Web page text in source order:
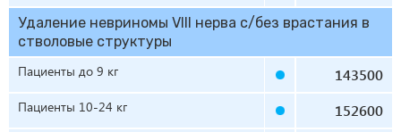
Удаление невриномы VIII нерва с/без врастания в
стволовые структуры
Пациенты до 9 кг
143500
Пациенты 10-24 кг 152600